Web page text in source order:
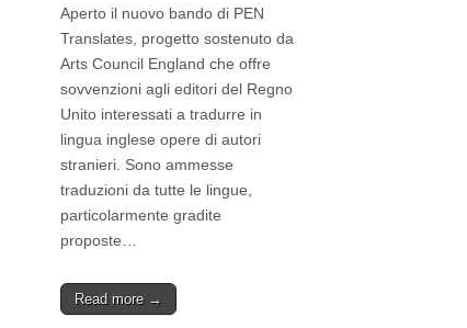
Aperto il nuovo bando di PEN
Translates, progetto sostenuto da
Arts Council England che offre
sovvenzioni agli editori del Regno
Unito interessati a tradurre in
lingua inglese opere di autori
stranieri. Sono ammesse
traduzioni da tutte le lingue,
particolarmente gradite
proposte…
Read more →